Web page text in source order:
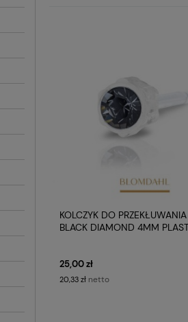
KOLCZYK DO
BLACK DIAMOND 4MM
25,00 zł
20,33 zł netto